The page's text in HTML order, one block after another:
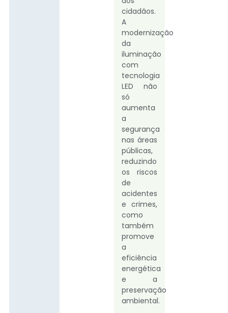
cidadãos.
A
modernização
da
iluminação
com
tecnologia
LED não
só
aumenta
a
segurança
nas áreas
públicas,
reduzindo
os riscos
de
acidentes
e crimes,
como
também
promove
a
eficiência
energética
e a
preservação
ambiental.